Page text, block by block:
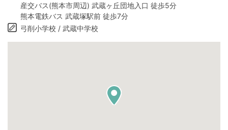
産交バス(熊本市周辺) 武蔵ヶ丘団地入口 徒歩5分
熊本電鉄バス 武蔵塚駅前 徒歩7分
弓削小学校 / 武蔵中学校